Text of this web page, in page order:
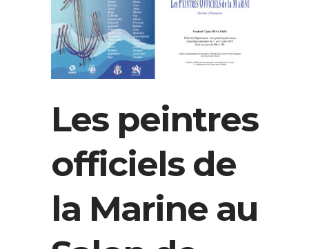
Les peintres
officiels de
la Marine au